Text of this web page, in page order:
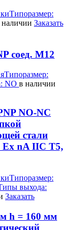
Типоразмер:
наличии Заказать
соед. M12
Типоразмер:
NO в наличии
NO-NC
стали
Ex nA IIC T5,
Типоразмер:
выхода:
Заказать
h = 160 мм